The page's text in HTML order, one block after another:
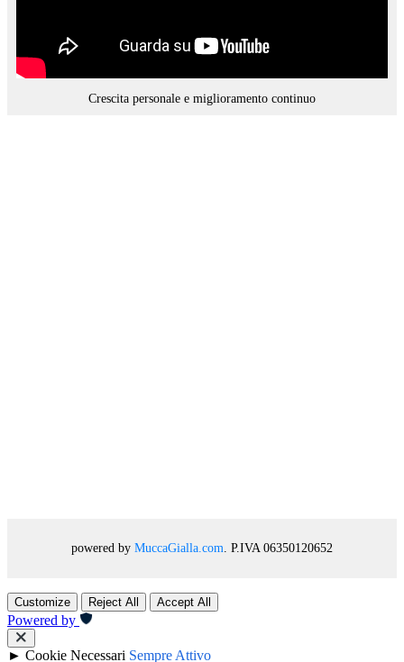
Crescita personale e miglioramento continuo
powered by MuccaGialla.com. P.IVA 06350120652
Customize Reject All Accept All
Powered by
► Cookie Necessari Sempre Attivo